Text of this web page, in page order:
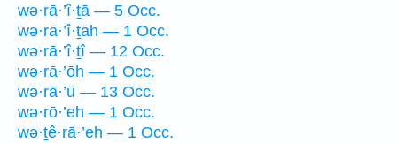
wə·rā·’î·ṯā — 5 Occ.
wə·rā·’î·ṯāh — 1 Occ.
wə·rā·’î·ṯî — 12 Occ.
wə·rā·’ōh — 1 Occ.
wə·rā·’ū — 13 Occ.
wə·rō·’eh — 1 Occ.
wə·ṯê·rā·’eh — 1 Occ.